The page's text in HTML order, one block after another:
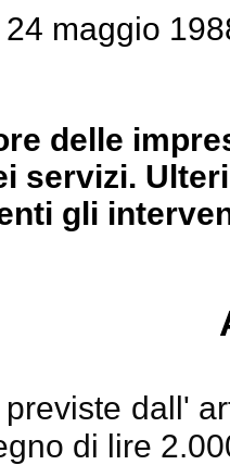
maggio
delle
servizi.
gli
dall'
di lire